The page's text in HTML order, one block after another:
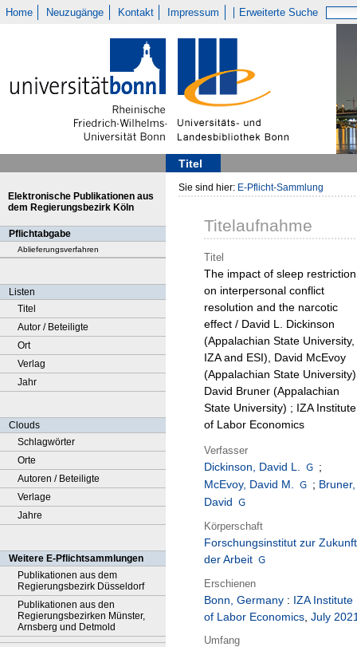
Home Neuzugänge Kontakt Impressum Erweiterte Suche
Titel
Elektronische Publikationen aus
dem Regierungsbezirk Köln
Pflichtabgabe
Ablieferungsverfahren
Listen
Titel
Autor / Beteiligte
Ort
Verlag
Jahr
Clouds
Schlagwörter
Orte
Autoren / Beteiligte
Verlage
Jahre
Weitere E-Pflichtsammlungen
Publikationen aus dem
Regierungsbezirk Düsseldorf
Publikationen aus den
Regierungsbezirken Münster,
Arnsberg und Detmold
Sie sind hier: E-Pflicht-Sammlung
Titelaufnahme
Titel
The impact of sleep restriction
on interpersonal conflict
resolution and the narcotic
effect / David L. Dickinson
(Appalachian State University,
IZA and ESI), David McEvoy
(Appalachian State
David Bruner (Appalachian
State University) ; IZA Institute
of Labor Economics
Verfasser
Dickinson, David L.
;
McEvoy, David M.
; Bruner,
David
Körperschaft
Forschungsinstitut zur Zukunft
der Arbeit
Erschienen
Bonn, Germany : IZA Institute
of Labor Economics, July
Umfang